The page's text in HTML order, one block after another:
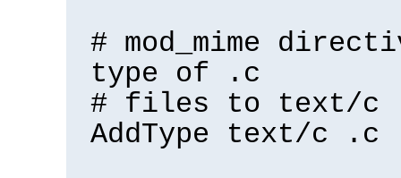
# mod_mime
type of .c
# files to text/c
AddType text/c .c